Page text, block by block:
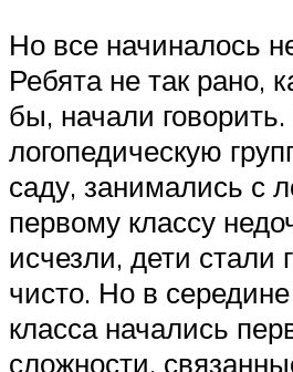
Но все начиналось
Ребята не так рано,
бы, начали
логопедическую
саду, занимались с
первому классу
исчезли, дети стали
чисто. Но в
класса начались
сложности,